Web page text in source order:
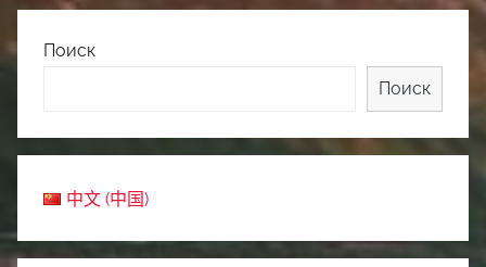
Поиск
Поиск
中文 (中国)